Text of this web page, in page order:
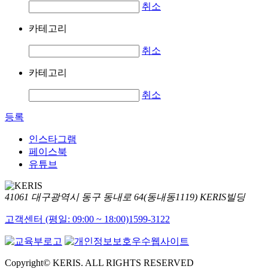
취소
카테고리
취소
카테고리
취소
등록
인스타그램
페이스북
유튜브
41061 대구광역시 동구 동내로 64(동내동1119) KERIS빌딩
고객센터 (평일: 09:00 ~ 18:00)1599-3122
Copyright© KERIS. ALL RIGHTS RESERVED